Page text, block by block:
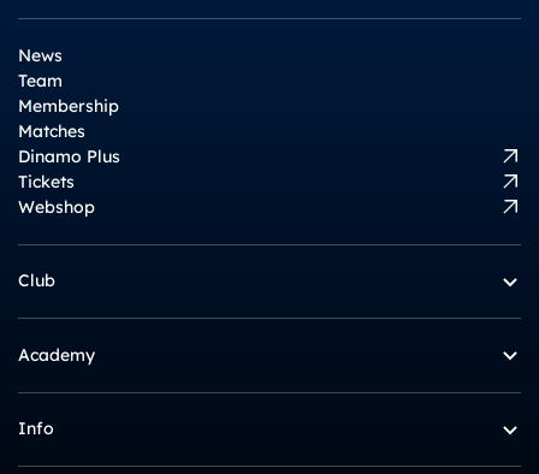
News
Team
Membership
Matches
Dinamo Plus
Tickets
Webshop
Club
Academy
Info